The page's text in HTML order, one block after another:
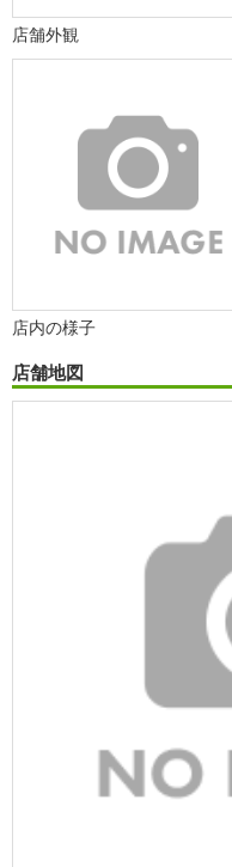
店舗外観
店内の様子
店舗地図